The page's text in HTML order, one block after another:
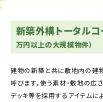
新築外構トータルコ
万円以上の大規模物件）
建物の新築と共に敷地内の建
呼びます。使う素材・敷地の広
デッキ等を採用するアイテム